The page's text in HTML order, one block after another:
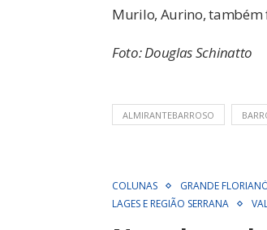
Murilo, Aurino,
Foto: Douglas Schinatto
ALMIRANTEBARROSO
COLUNAS GRANDE
LAGES E REGIÃO SERRANA